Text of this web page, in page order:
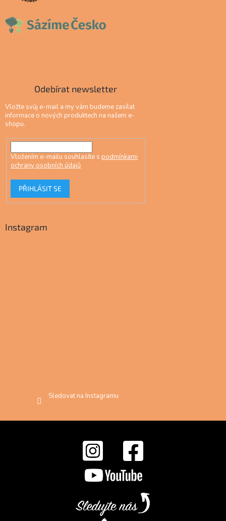
Odebírat newsletter
Vložte svůj e-mail a my vám budeme zasílat
informace o nových produktech na našem e-
shopu.
Vložením e-mailu souhlasíte s podmínkami
ochrany osobních údajů
PŘIHLÁSIT SE
Instagram
Sledovat na Instagramu